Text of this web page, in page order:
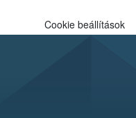
Cookie beállítások